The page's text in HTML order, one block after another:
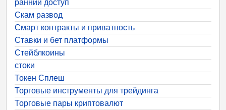
Скам развод
Смарт контракты и приватность
Ставки и бет платформы
Стейблкоины
стоки
Токен Сплеш
Торговые инструменты для трейдинга
Торговые пары криптовалют